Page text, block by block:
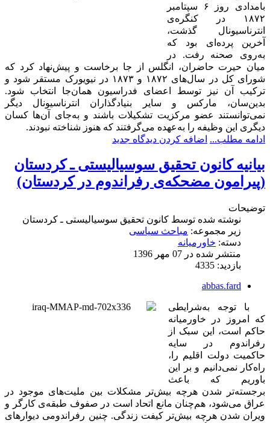
بامدادی روز ۶ سپتامبر
۱۸۷۲ در کنگره‌ی
انترناسیونال گذشت،
آخرین پرده‌ای بود که
به‌روی صحنه رفت. در
میان حیرت حاضران، انگلس از جا برخاست و پیش‌نهاد کرد که
شورای کل در سال‌های ۱۸۷۲ و ۱۸۷۳ در نیویورک مستقر شود و
ترکیب آن نیز توسط اعضای فدراسیون همان‌جا انتخاب شود.
بدین‌سان، مارکس و سایر بنیادگذاران انترناسیونال دیگر
نمی‌توانستند عضو مرکزیت تشکیلات باشند و به‌جای آن‌ها کسان
دیگری این وظیفه را به‌عهده می‌گرفتند که هنوز شناخته نبودند.
ادامه مطلب... اضافه کردن دیدگاه جدید
بیانیه كانون تحقیق سوسیالیستی ـ کردستان
(پیرامون مضحکه‌ی رفراندوم در کردستان)
توضیحات
نوشته شده توسط كانون تحقیق سوسیالیستی ـ کردستان
زیر مجموعه: مباحث سیاسی
دسته: خاورمیانه
منتشر شده در 07 مهر 1396
بازدید: 4335
abbas.fard
با توجه به‌شرایطی
که امروز در خاورمیانه
حاکم است، این سبک از
رفراندوم در سایه‌
حاکمیت دولت اقلیم را،
راه‌کار نمی‌دانیم و بر این
باوریم که باعث
برجسته‌تر شدن هرچه بیش‌تر مشکلات بین ملیت‌های موجود در
عراق می‌شود، هم‌چنان مانع اتحاد است در صفوف طبقه‌ی کارگر و
ویران شدن هرچه بیش‌تر کیفت زندگی. چنین رفراندومی دیوارهای